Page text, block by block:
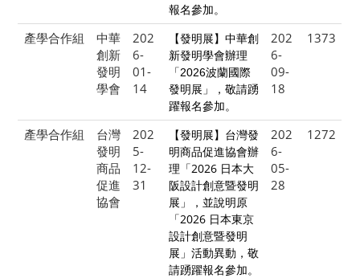
報名參加。
產學合作組
中華
創新
發明
學會
202
6-
01-
14
【發明展】中華創
新發明學會辦理
「2026波蘭國際
發明展」，敬請踴
躍報名參加。
202
6-
09-
18
1373
產學合作組
台灣
發明
商品
促進
協會
202
5-
12-
31
【發明展】台灣發
明商品促進協會辦
理「2026 日本大
阪設計創意暨發明
展」，並說明原
「2026 日本東京
設計創意暨發明
展」活動異動，敬
請踴躍報名參加。
202
6-
05-
28
1272